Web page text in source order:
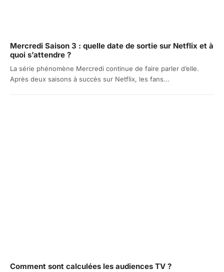
Mercredi Saison 3 : quelle date de sortie sur Netflix et à
quoi s’attendre ?
La série phénomène Mercredi continue de faire parler d’elle.
Après deux saisons à succès sur Netflix, les fans...
Comment sont calculées les audiences TV ?